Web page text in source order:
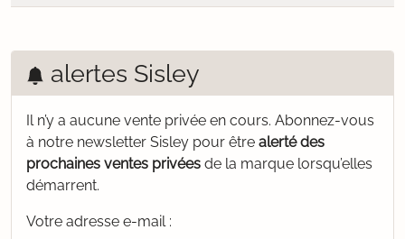
alertes Sisley
Il n’y a aucune vente privée en cours. Abonnez-vous
à notre newsletter Sisley pour être alerté des
prochaines ventes privées de la marque lorsqu’elles
démarrent.
Votre adresse e-mail :